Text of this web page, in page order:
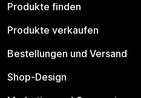
Produkte finden
Produkte verkaufen
Bestellungen und Versand
Shop-Design